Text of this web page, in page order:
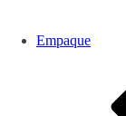
Empaque